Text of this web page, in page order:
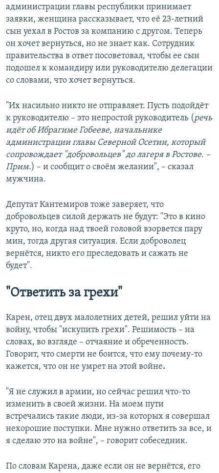
администрации главы республики принимает
заявки, женщина рассказывает, что её 23-летний
сын уехал в Ростов за компанию с другом. Теперь
он хочет вернуться, но не знает как. Сотрудник
правительства в ответ посоветовал, чтобы ее сын
подошел к командиру или руководителю делегации
со словами, что хочет вернуться.
"Их насильно никто не отправляет. Пусть подойдёт
к руководителю – это непростой руководитель ( речь
идёт об Ибрагиме Гобееве, начальнике
администрации главы Северной Осетии, который
сопровождает "добровольцев" до лагеря в Ростове. –
Прим.) – и сообщит о своём желании", – сказал
мужчина.
Депутат Кантемиров тоже заверяет, что
добровольцев силой держать не будут: "Это в кино
круто, но, когда над твоей головой взорвется пару
мин, тогда другая ситуация. Если доброволец
вернётся, никто его преследовать и сажать не
будет".
"Ответить за грехи"
Карен, отец двух малолетних детей, решил уйти на
войну, чтобы "искупить грехи". Решимость – на
словах, во взгляде – отчаяние и обреченность.
Говорит, что смерти не боится, что ему почему-то
кажется, что он не умрет на этой войне.
"Я не служил в армии, но сейчас решил что-то
изменить в своей жизни. На моем пути
встречались такие люди, из-за которых я совершал
нехорошие поступки. Мне нужно ответить за все, и
я сделаю это на войне", – говорит собеседник.
По словам Карена, даже если он не вернётся, его